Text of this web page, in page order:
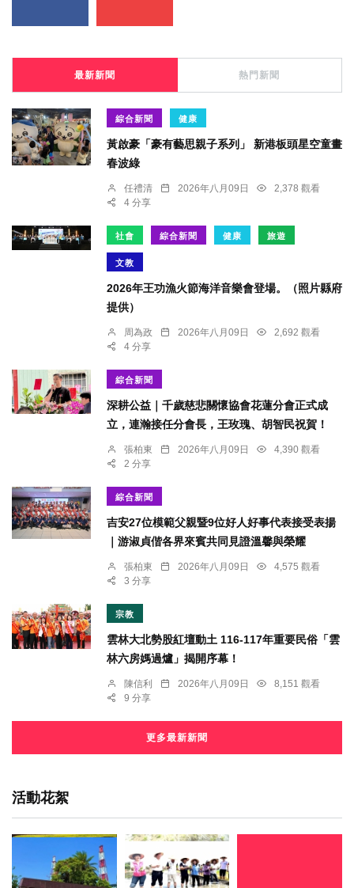
最新新聞 熱門新聞
綜合新聞 健康
黃啟豪「豪有藝思親子系列」 新港板頭星空童畫
春波綠
任禮清 2026年八月09日
2,378 觀看
4 分享
社會 綜合新聞 健康 旅遊
文教
2026年王功漁火節海洋音樂會登場。（照片縣府
提供）
周為政 2026年八月09日
2,692 觀看
4 分享
綜合新聞
深耕公益｜千歲慈悲關懷協會花蓮分會正式成
立，連瀚接任分會長，王玫瑰、胡智民祝賀！
張柏東 2026年八月09日
4,390 觀看
2 分享
綜合新聞
吉安27位模範父親暨9位好人好事代表接受表揚
｜游淑貞偕各界來賓共同見證溫馨與榮耀
張柏東 2026年八月09日
4,575 觀看
3 分享
宗教
雲林大北勢股紅壇動土 116-117年重要民俗「雲
林六房媽過爐」揭開序幕！
陳信利 2026年八月09日
8,151 觀看
9 分享
更多最新新聞
活動花絮